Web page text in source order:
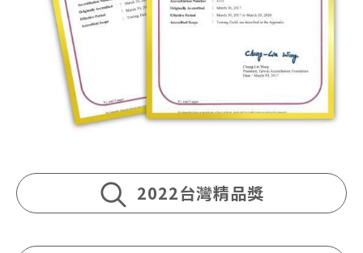
2022台灣精品獎